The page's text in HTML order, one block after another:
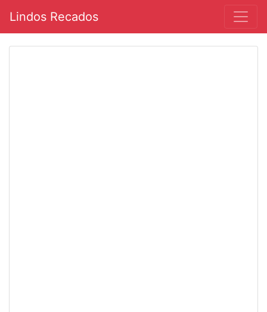
Lindos Recados